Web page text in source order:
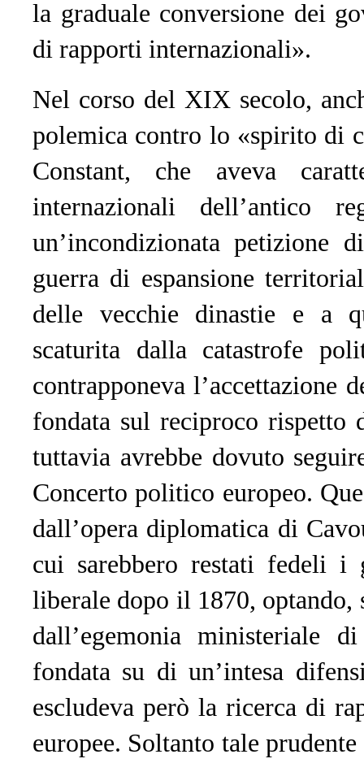
la graduale conversione dei
di rapporti internazionali».
Nel corso del XIX secolo,
polemica contro lo «spirito di
Constant, che aveva
internazionali dell’antico
un’incondizionata
guerra di espansione
delle vecchie dinastie e a
scaturita dalla catastrofe
contrapponeva l’accettazione
fondata sul reciproco
tuttavia avrebbe dovuto
Concerto politico europeo.
dall’opera diplomatica di
cui sarebbero restati fedeli i
liberale dopo il 1870, optando,
dall’egemonia ministeriale
fondata su di un’intesa
escludeva però la ricerca di
europee. Soltanto tale